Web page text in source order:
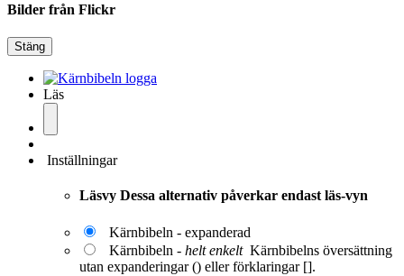
Bilder från Flickr
Stäng
Läs
Inställningar
Läsvy Dessa alternativ påverkar endast läs-vyn
Kärnbibeln - expanderad
Kärnbibeln - helt enkelt Kärnbibelns översättning
utan expanderingar () eller förklaringar [].